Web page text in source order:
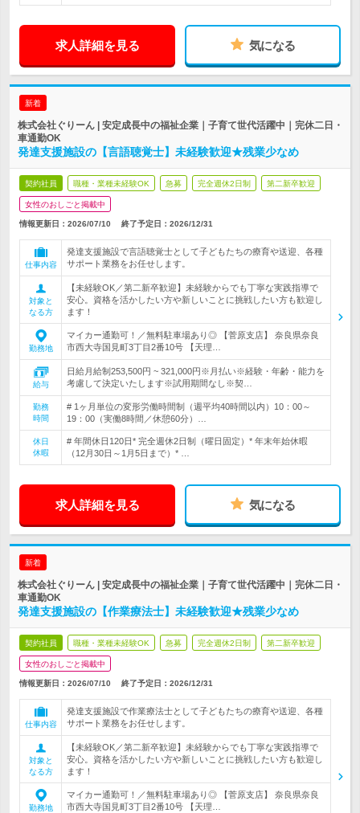
求人詳細を見る 気になる
新着
株式会社ぐりーん | 安定成長中の福祉企業｜子育て世代活躍中｜完休二日・
車通勤OK
発達支援施設の【言語聴覚士】未経験歓迎★残業少なめ
契約社員 職種・業種未経験OK 急募 完全週休2日制 第二新卒歓迎
女性のおしごと掲載中
情報更新日：2026/07/10 終了予定日： 2026/12/31
仕事内容
発達支援施設で言語聴覚士として子どもたちの療育や送迎、各種
サポート業務をお任せします。
対象と
なる方
【未経験OK／第二新卒歓迎】未経験からでも丁寧な実践指導で
安心。資格を活かしたい方や新しいことに挑戦したい方も歓迎し
ます！
勤務地
マイカー通勤可！／無料駐車場あり◎ 【菅原支店】 奈良県奈良
市西大寺国見町3丁目2番10号 【天理…
給与
日給月給制253,500円 ~ 321,000円※月払い※経験・年齢・能力を
考慮して決定いたします※試用期間なし※契…
勤務
時間
# 1ヶ月単位の変形労働時間制（週平均40時間以内）10：00～
19：00（実働8時間／休憩60分）…
休日
休暇
# 年間休日120日* 完全週休2日制（曜日固定）* 年末年始休暇
（12月30日～1月5日まで）* …
求人詳細を見る 気になる
新着
株式会社ぐりーん | 安定成長中の福祉企業｜子育て世代活躍中｜完休二日・
車通勤OK
発達支援施設の【作業療法士】未経験歓迎★残業少なめ
契約社員 職種・業種未経験OK 急募 完全週休2日制 第二新卒歓迎
女性のおしごと掲載中
情報更新日：2026/07/10 終了予定日： 2026/12/31
仕事内容
発達支援施設で作業療法士として子どもたちの療育や送迎、各種
サポート業務をお任せします。
対象と
なる方
【未経験OK／第二新卒歓迎】未経験からでも丁寧な実践指導で
安心。資格を活かしたい方や新しいことに挑戦したい方も歓迎し
ます！
勤務地
マイカー通勤可！／無料駐車場あり◎ 【菅原支店】 奈良県奈良
市西大寺国見町3丁目2番10号 【天理…